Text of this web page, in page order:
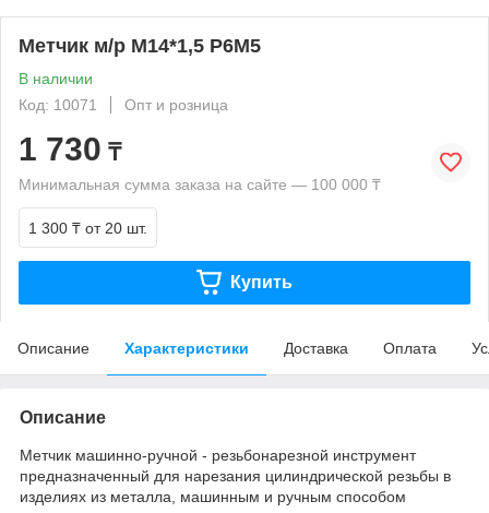
Метчик м/р М14*1,5 Р6М5
В наличии
Код: 10071
Опт и розница
1 730 ₸
Минимальная сумма заказа на сайте — 100 000 ₸
1 300 ₸ от 20 шт.
Купить
Описание Характеристики Доставка Оплата
Описание
Метчик машинно-ручной - резьбонарезной инструмент
предназначенный для нарезания цилиндрической резьбы в
изделиях из металла, машинным и ручным способом